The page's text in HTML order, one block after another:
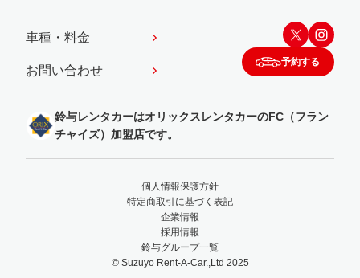
車種・料金
お問い合わせ
鈴与レンタカーはオリックスレンタカーのFC（フラン
チャイズ）加盟店です。
予約する
個人情報保護方針
特定商取引に基づく表記
企業情報
採用情報
鈴与グループ一覧
© Suzuyo Rent-A-Car.,Ltd 2025